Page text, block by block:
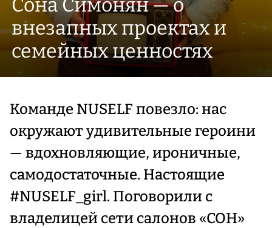
Сона Симонян — о
внезапных проектах и
семейных ценностях
Команде NUSELF повезло: нас
окружают удивительные героини
— вдохновляющие, ироничные,
самодостаточные. Настоящие
#NUSELF_girl. Поговорили с
владелицей сети салонов «СОН»